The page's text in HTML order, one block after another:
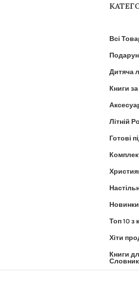
Всі
Дитяча
Книги
Літній
Готові
Новинки
Топ 10 з
Хіти
Книги